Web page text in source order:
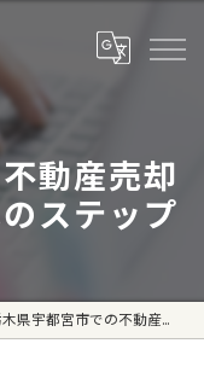
動産売却
ステップ
宇都宮市での不動産売却価格交渉術：成功へのステップ